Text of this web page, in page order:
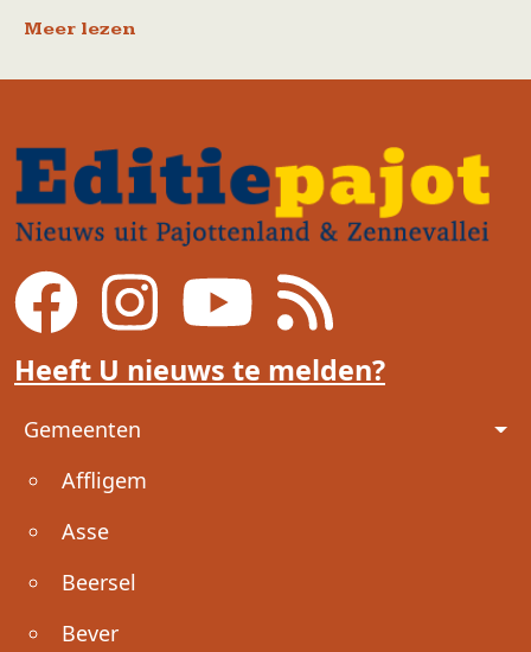
Meer lezen
Heeft U nieuws te melden?
Voet
Gemeenten
Affligem
Asse
Beersel
Bever